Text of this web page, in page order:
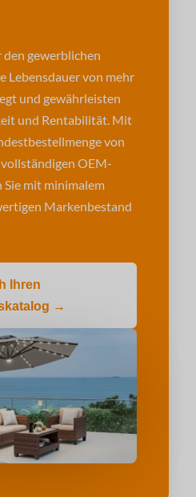
den gewerblichen
Lebensdauer von mehr
und gewährleisten
und Rentabilität. Mit
von
OEM-
Sie mit minimalem
Markenbestand
Ihren
→